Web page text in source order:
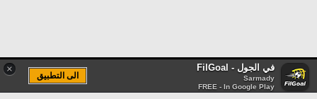
× في الجول - FilGoal
Sarmady
FREE - In Google Play
الى التطبيق